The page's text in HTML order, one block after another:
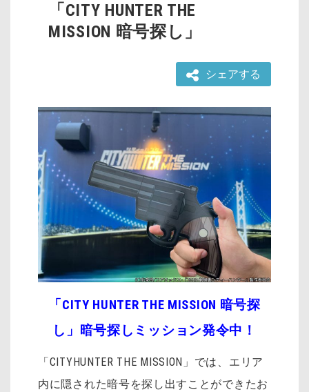
「CITY HUNTER THE
MISSION 暗号探し」
シェアする
「CITY HUNTER THE MISSION 暗号探
し」 暗号探しミッション発令中！
「CITYHUNTER THE MISSION」では、エリア
内に隠された暗号を探し出すことができたお